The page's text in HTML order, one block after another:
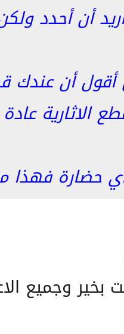
أن أحدد
أقول أن
الاثارية
حضارة فهذا
بخير وجميع